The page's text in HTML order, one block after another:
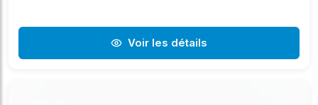
Voir les détails